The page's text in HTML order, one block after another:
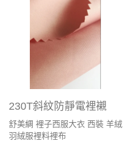
230T斜紋防靜電裡襯
舒美綢 裡子西服大衣 西裝 羊絨
羽絨服裡料裡布